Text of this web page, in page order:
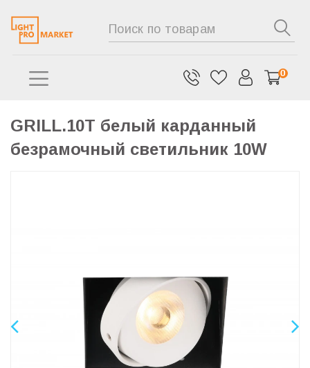
0
GRILL.10T белый карданный
безрамочный светильник 10W